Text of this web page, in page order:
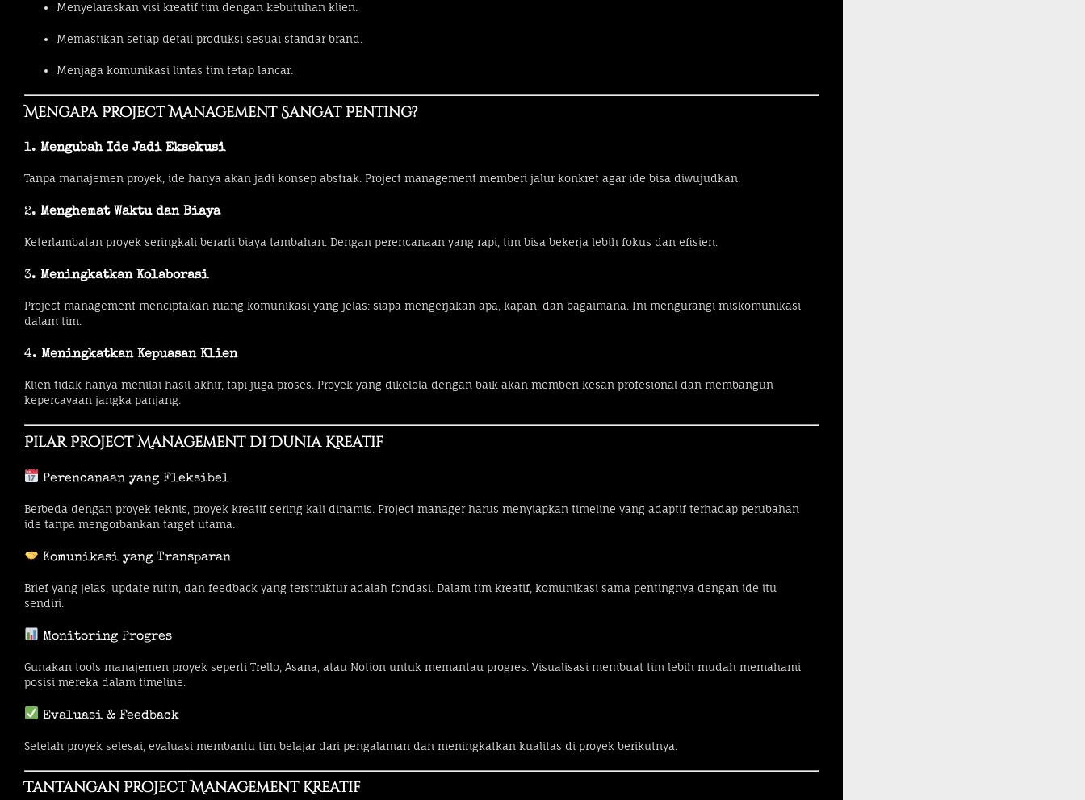
Menyelaraskan visi kreatif tim dengan kebutuhan klien.
Memastikan setiap detail produksi sesuai standar brand.
Menjaga komunikasi lintas tim tetap lancar.
Mengapa Project Management Sangat Penting?
1. Mengubah Ide Jadi Eksekusi
Tanpa manajemen proyek, ide hanya akan jadi konsep abstrak. Project management memberi jalur konkret agar ide bisa diwujudkan.
2. Menghemat Waktu dan Biaya
Keterlambatan proyek seringkali berarti biaya tambahan. Dengan perencanaan yang rapi, tim bisa bekerja lebih fokus dan efisien.
3. Meningkatkan Kolaborasi
Project management menciptakan ruang komunikasi yang jelas: siapa mengerjakan apa, kapan, dan bagaimana. Ini mengurangi miskomunikasi
dalam tim.
4. Meningkatkan Kepuasan Klien
Klien tidak hanya menilai hasil akhir, tapi juga proses. Proyek yang dikelola dengan baik akan memberi kesan profesional dan membangun
kepercayaan jangka panjang.
Pilar Project Management di Dunia Kreatif
Perencanaan yang Fleksibel
Berbeda dengan proyek teknis, proyek kreatif sering kali dinamis. Project manager harus menyiapkan timeline yang adaptif terhadap perubahan
ide tanpa mengorbankan target utama.
Komunikasi yang Transparan
Brief yang jelas, update rutin, dan feedback yang terstruktur adalah fondasi. Dalam tim kreatif, komunikasi sama pentingnya dengan ide itu
sendiri.
Monitoring Progres
Gunakan tools manajemen proyek seperti Trello, Asana, atau Notion untuk memantau progres. Visualisasi membuat tim lebih mudah memahami
posisi mereka dalam timeline.
Evaluasi & Feedback
Setelah proyek selesai, evaluasi membantu tim belajar dari pengalaman dan meningkatkan kualitas di proyek berikutnya.
Tantangan Project Management Kreatif